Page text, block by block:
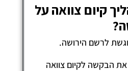
צוואה על
הירושה.
לקיום צוואה